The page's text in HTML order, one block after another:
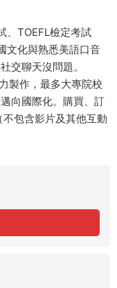
、TOEFL檢定考試
文化與熟悉美語口音
交聊天沒問題。
製作，最多大專院校
向國際化。購買、訂
包含影片及其他互動